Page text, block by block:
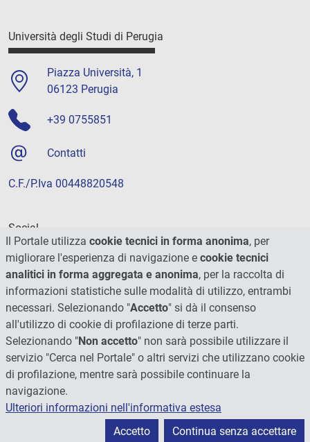
Università degli Studi di Perugia
Piazza Università, 1
06123 Perugia
+39 0755851
Contatti
C.F./P.Iva 00448820548
Social
© 2026 - Università degli Studi di Perugia
Il Portale utilizza cookie tecnici in forma anonima, per
migliorare l'esperienza di navigazione e cookie tecnici
analitici in forma aggregata e anonima, per la raccolta di
informazioni statistiche sulle modalità di utilizzo, entrambi
necessari. Selezionando "Accetto" si dà il consenso
all'utilizzo di cookie di profilazione di terze parti.
Selezionando "Non accetto" non sarà possibile utilizzare il
servizio "Cerca nel Portale" o altri servizi che utilizzano cookie
di profilazione, mentre sarà possibile continuare la
navigazione.
Ulteriori informazioni nell'informativa estesa
Accetto
Continua senza accettare